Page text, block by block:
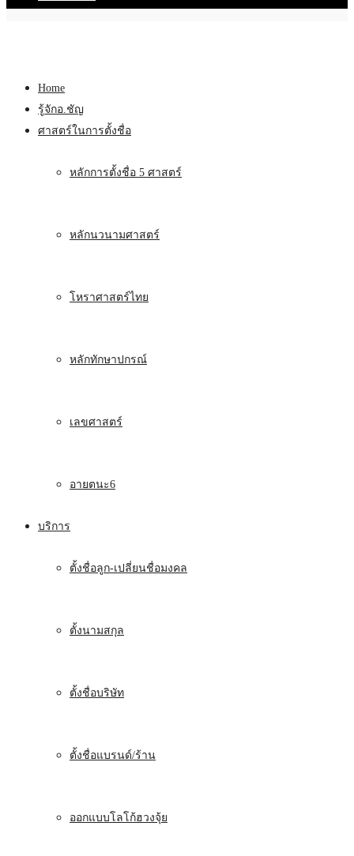
Home
รู้จักอ.ชัญ
ศาสตร์ในการตั้งชื่อ
หลักการตั้งชื่อ 5 ศาสตร์
หลักนวนามศาสตร์
โหราศาสตร์ไทย
หลักทักษาปกรณ์
เลขศาสตร์
อายตนะ6
บริการ
ตั้งชื่อลูก-เปลี่ยนชื่อมงคล
ตั้งนามสกุล
ตั้งชื่อบริษัท
ตั้งชื่อแบรนด์/ร้าน
ออกแบบโลโก้ฮวงจุ้ย